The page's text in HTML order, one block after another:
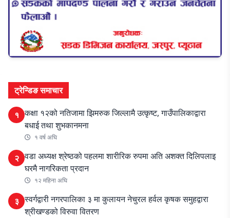
ट्रेन्डिङ समाचार
१ कक्षा १२को नतिजामा झिमरुक जिल्लामै उत्कृष्ट, गाउँपालिकाद्वारा
बधाई तथा शुभकानमना
१ वर्ष अघि
२ वडा अध्यक्ष श्रेष्ठको पहलमा शारीरिक रुपमा अति अशक्त दिलिपलाइ
घरमै नागरिकता प्रदान
१२ महिना अघि
३ स्वर्गद्वारी नगरपालिका ३ मा कुलायन नेचुरल हर्वल कृषक समुहद्वारा
श्रीखण्डको विरुवा वितरण